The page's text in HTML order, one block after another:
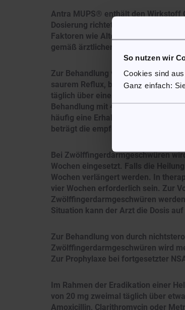
So nutzen wir
Cookies sind
Ganz einfach:
Antra MUPS® enthält den Wirkstoff
Dosierung richtet sich nach der
Faktoren wie Alter,
gemäß ärztlicher Anweisung oder
Zur Behandlung von Symptomen
saurem Reflux, beträgt die übliche
täglich über einen Zeitraum von 4
Behandlung mit 40 mg täglich für
häufig eine Erhaltungsdosis von 10
beträgt die empfohlene Dosis in der
Bei Zwölffingerdarmgeschwüren
Wochen eingesetzt. Falls die
Wochen verlängert werden. In
vier Wochen erforderlich sein. Zur
Zwölffingerdarmgeschwüren
Situation kann der Arzt die Dosis
Zur Behandlung von durch
Zwölffingerdarmgeschwüren wird
Zur Prophylaxe bei fortgesetzter
Im Rahmen der Eradikation einer
von 20 mg zweimal täglich über
Amoxicillin, Clarithromycin oder